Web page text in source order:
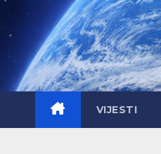
content
VIJESTI